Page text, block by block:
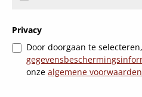
Privacy
Door doorgaan te
onze algemene voorwaarden